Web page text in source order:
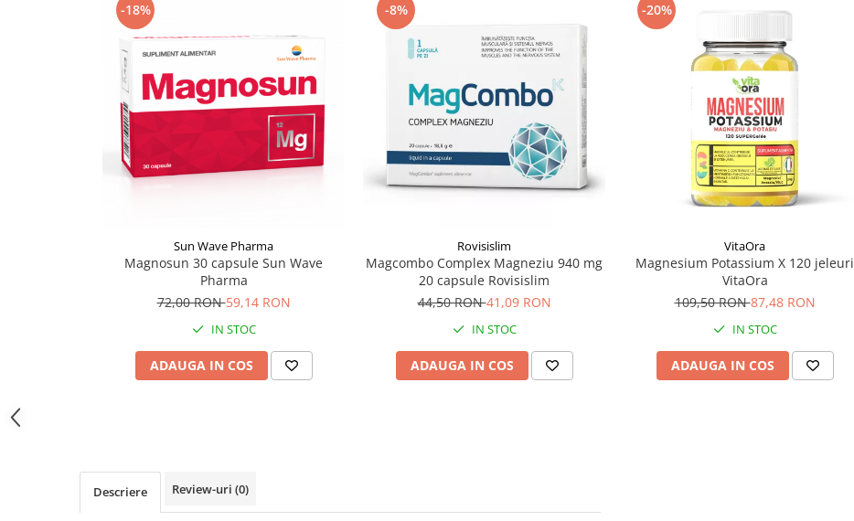
Supliment Vitamina D3
Supliment Vitamina E
Tincturi si Gemoderivate
Tuse gat si respiratie
Vitamine si minerale
-18%
Sun Wave Pharma
Magnosun 30 capsule Sun Wave
Pharma
72,00 RON59,14 RON
IN STOC
ADAUGA IN COS
-8%
Rovisislim
Magcombo Complex Magneziu 940 mg
20 capsule Rovisislim
44,50 RON41,09 RON
IN STOC
ADAUGA IN COS
-20%
VitaOra
Magnesium Potassium X 120 jeleuri
VitaOra
109,50 RON87,48 RON
IN STOC
ADAUGA IN COS
Descriere Review-uri (0)